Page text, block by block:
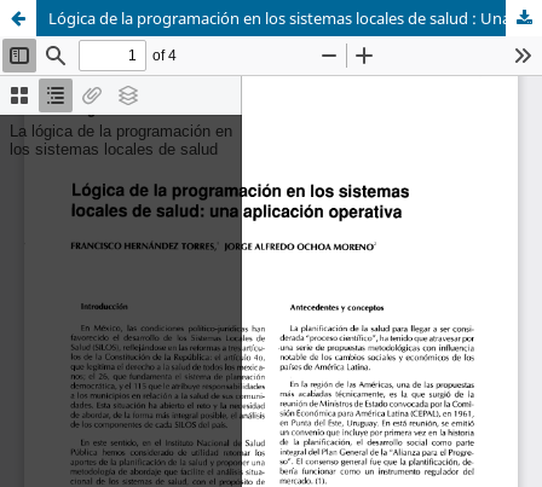
Lógica de la programación en los sistemas locales de salud : Una aplicación operativa